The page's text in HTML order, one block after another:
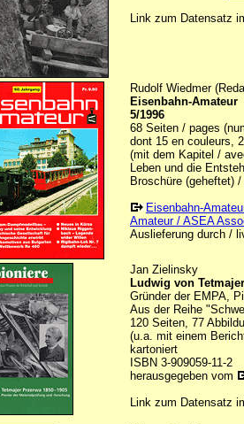
Link zum Datensatz
Rudolf Wiedmer
Eisenbahn-Amateur
5/1996
68 Seiten / pages
dont 15 en couleurs,
(mit dem Kapitel /
Leben und die
Broschüre (geheftet)
Eisenbahn-
Amateur / ASEA
Auslieferung durch /
Jan Zielinsky
Ludwig von
Gründer der EMPA,
Aus der Reihe
120 Seiten, 77
(u.a. mit einem
kartoniert
ISBN 3-909059-11-2
herausgegeben vom
Link zum Datensatz